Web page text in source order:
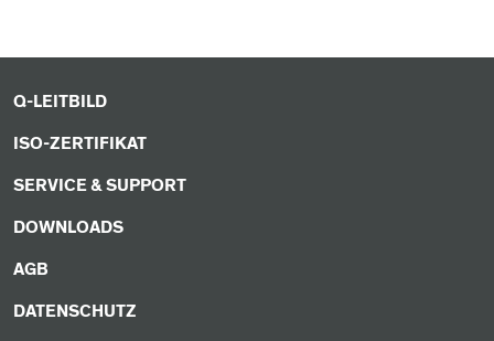
Q-LEITBILD
ISO-ZERTIFIKAT
SERVICE & SUPPORT
DOWNLOADS
AGB
DATENSCHUTZ